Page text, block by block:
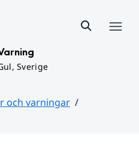
Sverige
och varningar